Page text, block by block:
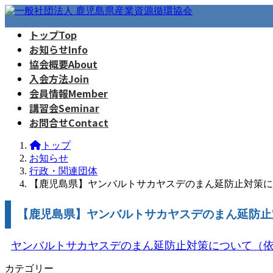
コ
ナ
トップTop
お知らせInfo
協会概要About
入会方法Join
会員情報Member
講習会Seminar
お問合せContact
トップ
お知らせ
行政・関連団体
【鹿児島県】ヤンバルトサカヤスデのまん延防止対策
【鹿児島県】ヤンバルトサカヤスデのまん延防
ヤンバルトサカヤスデのまん延防止対策について（依
カテゴリー